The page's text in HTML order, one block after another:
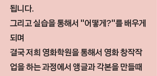
됩니다.
그리고 실습을 통해서 "어떻게?"를 배우게
되며​
결국 저희 영화학원을 통해서 영화 창작작
업을 하는 과정에서 앵글과 각본을 만들때